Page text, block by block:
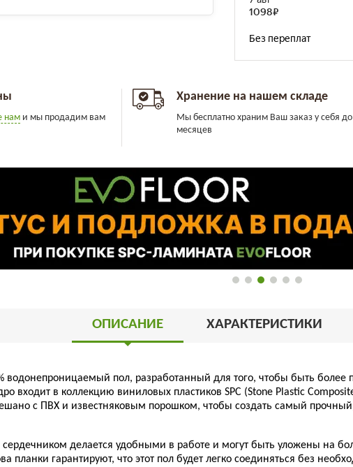
нам и мы продадим вам
Хранение на нашем складе
Мы бесплатно храним Ваш заказ у себя до
месяцев
ОПИСАНИЕ ХАРАКТЕРИСТИКИ
водонепроницаемый пол, разработанный для того, чтобы быть
входит в коллекцию виниловых пластиков SPC (Stone Plastic
с ПВХ и известняковым порошком, чтобы создать самый
сердечником делается удобными в работе и могут быть уложены на
планки гарантируют, что этот пол будет легко соединяться без